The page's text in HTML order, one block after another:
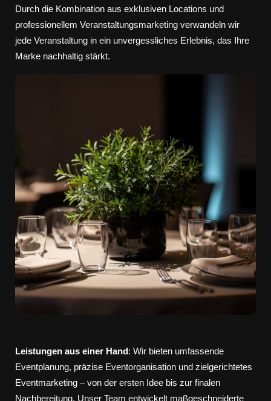
Leistungen aus einer Hand: Wir bieten umfassende
Eventplanung, präzise Eventorganisation und zielgerichtetes
Eventmarketing – von der ersten Idee bis zur finalen
Nachbereitung. Unser Team entwickelt maßgeschneiderte
Durch die Kombination aus exklusiven Locations und
professionellem Veranstaltungsmarketing verwandeln wir
jede Veranstaltung in ein unvergessliches Erlebnis, das Ihre
Marke nachhaltig stärkt.